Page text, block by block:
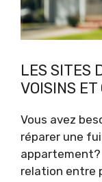
LES SITES
VOISINS
Vous avez
réparer une
relation entre